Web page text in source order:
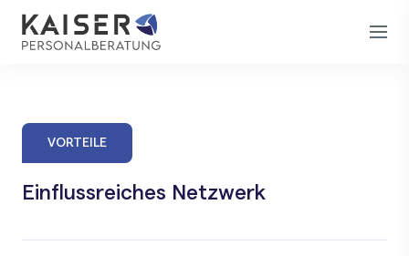
VORTEILE
Einflussreiches Netzwerk